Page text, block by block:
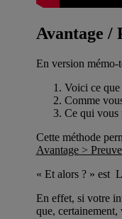
Avantage /
En version mémo-
Voici ce
Comme
Ce qui
Cette méthode
Avantage >
« Et alors ? » est
En effet, si votre
que, certainement,